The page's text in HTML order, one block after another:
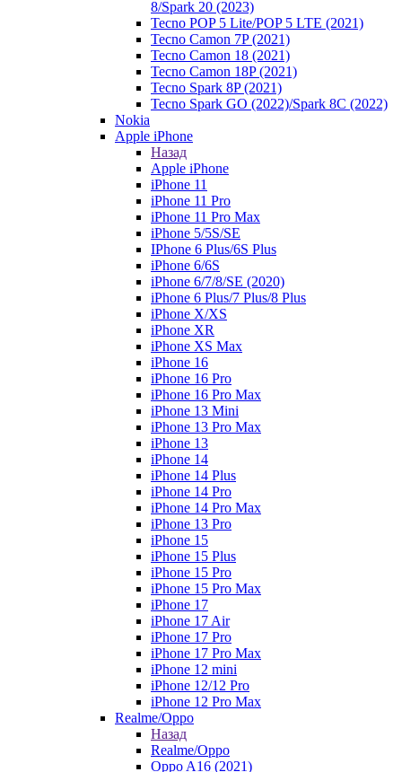
8/Spark 20 (2023)
Tecno POP 5 Lite/POP 5 LTE (2021)
Tecno Camon 7P (2021)
Tecno Camon 18 (2021)
Tecno Camon 18P (2021)
Tecno Spark 8P (2021)
Tecno Spark GO (2022)/Spark 8C (2022)
Nokia
Apple iPhone
Назад
Apple iPhone
iPhone 11
iPhone 11 Pro
iPhone 11 Pro Max
iPhone 5/5S/SE
IPhone 6 Plus/6S Plus
iPhone 6/6S
iPhone 6/7/8/SE (2020)
iPhone 6 Plus/7 Plus/8 Plus
iPhone X/XS
iPhone XR
iPhone XS Max
iPhone 16
iPhone 16 Pro
iPhone 16 Pro Max
iPhone 13 Mini
iPhone 13 Pro Max
iPhone 13
iPhone 14
iPhone 14 Plus
iPhone 14 Pro
iPhone 14 Pro Max
iPhone 13 Pro
iPhone 15
iPhone 15 Plus
iPhone 15 Pro
iPhone 15 Pro Max
iPhone 17
iPhone 17 Air
iPhone 17 Pro
iPhone 17 Pro Max
iPhone 12 mini
iPhone 12/12 Pro
iPhone 12 Pro Max
Realme/Oppo
Назад
Realme/Oppo
Oppo A16 (2021)